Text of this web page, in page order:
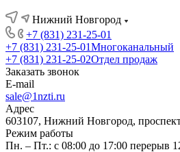
Нижний Новгород
+7 (831) 231-25-01
+7 (831) 231-25-01Многоканальный
+7 (831) 231-25-02Отдел продаж
Заказать звонок
E-mail
sale@1nzti.ru
Адрес
603107, Нижний Новгород,
Режим работы
Пн. – Пт.: с 08:00 до 17:00 перерыв